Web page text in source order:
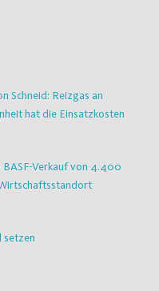
Schneid: Reizgas an
hat die Einsatzkosten
Verkauf von 4.400
setzen